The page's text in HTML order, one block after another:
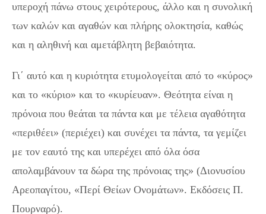
υπεροχή πάνω στους χειρότερους, άλλο και η συνολική
των καλών και αγαθών και πλήρης ολοκτησία, καθώς
και η αληθινή και αμετάβλητη βεβαιότητα.
Γι΄ αυτό και η κυριότητα ετυμολογείται από το «κύρος»
και το «κύριο» και το «κυρίευαν». Θεότητα είναι η
πρόνοια που θεάται τα πάντα και με τέλεια αγαθότητα
«περιθέει» (περιέχει) και συνέχει τα πάντα, τα γεμίζει
με τον εαυτό της και υπερέχει από όλα όσα
απολαμβάνουν τα δώρα της πρόνοιας της» (Διονυσίου
Αρεοπαγίτου, «Περί Θείων Ονομάτων». Εκδόσεις Π.
Πουρναρό).